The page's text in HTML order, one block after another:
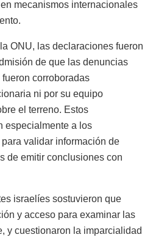
mecanismos internacionales
ONU, las declaraciones fueron
de que las denuncias
corroboradas
ni por su equipo
el terreno. Estos
especialmente a los
validar información de
de emitir conclusiones con
israelíes sostuvieron que
y acceso para examinar las
y cuestionaron la imparcialidad